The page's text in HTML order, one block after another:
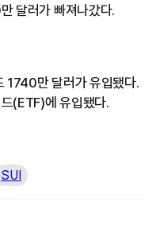
달러가 빠져나갔다.
1740만 달러가 유입됐다.
(ETF)에 유입됐다.
SUI